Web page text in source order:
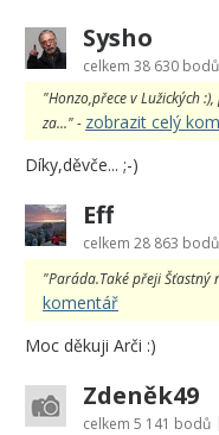
Sysho
celkem 38 630 bodů
"Honzo,přece v Lužických
za..." - zobrazit celý
Díky,děvče... ;-)
Eff
celkem 28 863 bodů
"Paráda.Také přeji Šťastný
komentář
Moc děkuji Arči :)
Zdeněk49
celkem 5 141 bodů